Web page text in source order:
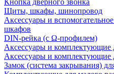
Кнопка дверного звонка
Щиты, шкафы, шинопровод
Аксессуары и
шкафов
DIN-рейка (с Ω-профилем)
Аксессуары и комплектующие
Аксессуары и комплектующие
Замок (система закрывания)